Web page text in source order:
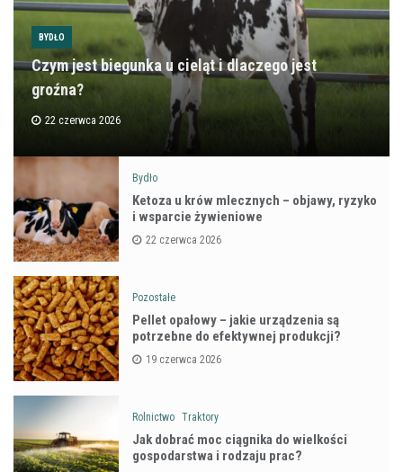
BYDŁO
Czym jest biegunka u cieląt i dlaczego jest
groźna?
22 czerwca 2026
Bydło
Ketoza u krów mlecznych – objawy, ryzyko
i wsparcie żywieniowe
22 czerwca 2026
Pozostałe
Pellet opałowy – jakie urządzenia są
potrzebne do efektywnej produkcji?
19 czerwca 2026
Rolnictwo Traktory
Jak dobrać moc ciągnika do wielkości
gospodarstwa i rodzaju prac?